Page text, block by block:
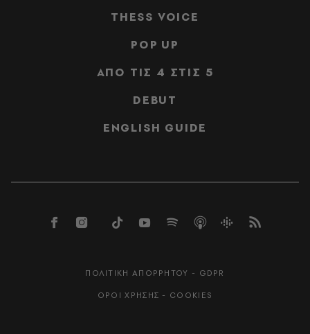
THESS VOICE
POP UP
ΑΠΟ ΤΙΣ 4 ΣΤΙΣ 5
DEBUT
ENGLISH GUIDE
ΠΟΛΙΤΙΚΗ ΑΠΟΡΡΗΤΟΥ - GDPR
ΟΡΟΙ ΧΡΗΣΗΣ - COOKIES